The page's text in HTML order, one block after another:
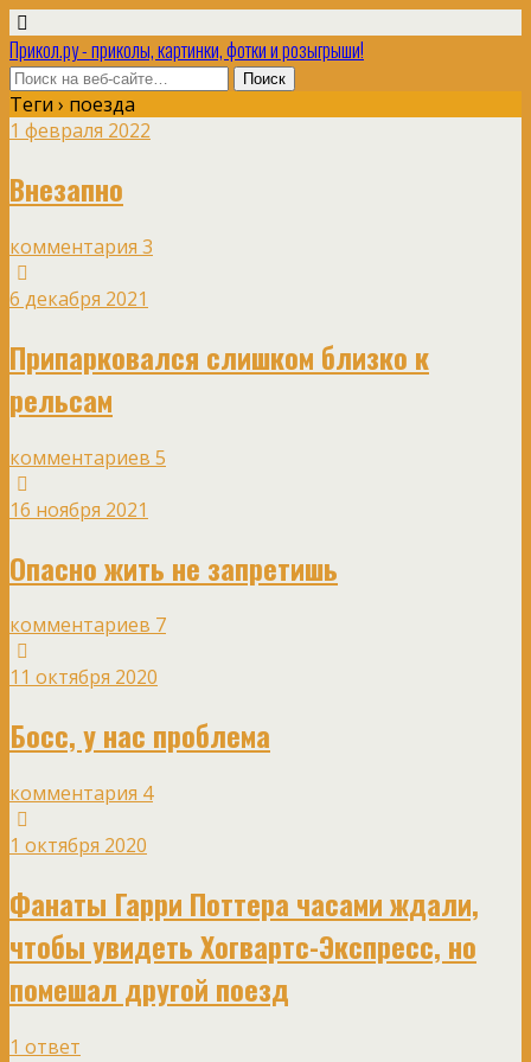
Прикол.ру - приколы, картинки, фотки и розыгрыши!
Теги › поезда
1 февраля 2022
Внезапно
комментария 3
6 декабря 2021
Припарковался слишком близко к
рельсам
комментариев 5
16 ноября 2021
Опасно жить не запретишь
комментариев 7
11 октября 2020
Босс, у нас проблема
комментария 4
1 октября 2020
Фанаты Гарри Поттера часами ждали,
чтобы увидеть Хогвартс-Экспресс, но
помешал другой поезд
1 ответ